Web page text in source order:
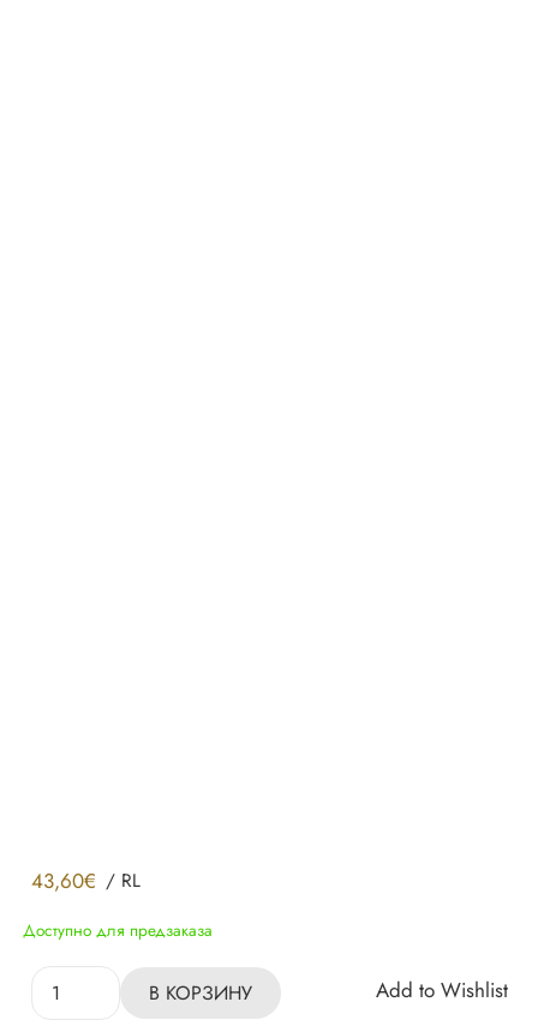
43,60€ / RL
Доступно для предзаказа
Количество
В КОРЗИНУ Add to Wishlist